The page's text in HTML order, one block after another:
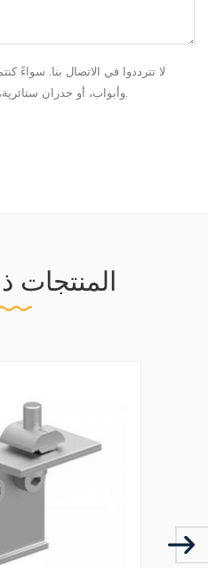
لا تترددوا في الاتصال بنا. سواءً
وأبواب، أو جدران ستائرية، فإن "فنان" توفر لكم كل ما تحتاجونه.
المنتجات